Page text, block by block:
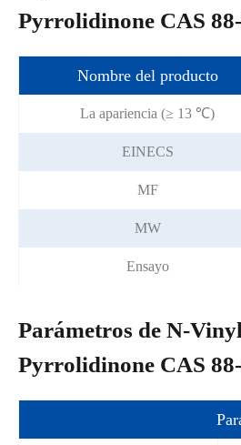
Pyrrolidinone CAS
Nombre del producto
La apariencia (≥ 13 ℃)
EINECS
MF
MW
Ensayo
Parámetros de N-
Pyrrolidinone CAS